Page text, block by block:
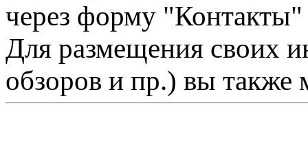
через форму "Контакты"
Для размещения своих
обзоров и пр.) вы также